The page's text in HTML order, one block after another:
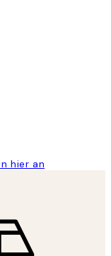
hier an